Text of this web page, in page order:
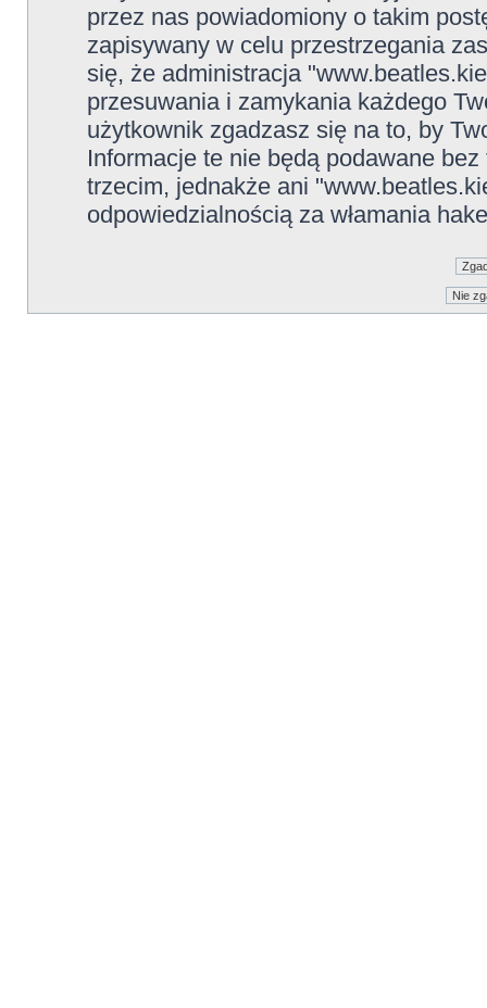
przez nas powiadomiony o takim
zapisywany w celu przestrzegania
się, że administracja
przesuwania i zamykania każdego
użytkownik zgadzasz się na to, by
Informacje te nie będą podawane
trzecim, jednakże ani
odpowiedzialnością za włamania